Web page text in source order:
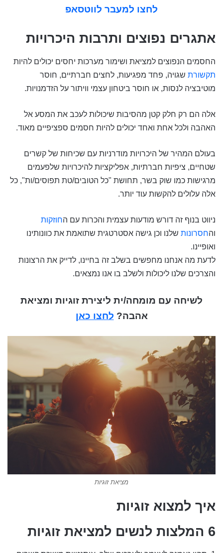
לחצו למעבר לווטסאפ
אתגרים נפוצים ותרבות היכרויות
החסמים הנפוצים למציאת ושימור מערכות יחסים יכולים להיות
תקשורת שגויה, פחד מפגיעות, לחצים חברתיים, חוסר
מוטיבציה לנסות, או חוסר ביטחון עצמי וויתור על הזדמנויות.
אלה הם רק חלק קטן מהסיבות שיכולות לעכב את המסע אל
האהבה ולכל אחת ואחד יכולים להיות חסמים ספציפיים מאוד.
בעולם המהיר של היכרויות מודרניות עם שכיחות של קשרים
שטחיים, ציפיות חברתיות, אפליקציות להיכרויות שלפעמים
מרגישות כמו שוק בשר, תחושת "כל הטובים/טת תפוסים/ות", כל
אלה עלולים להקשות עוד יותר.
ניווט בנוף זה דורש מודעות עצמית והכרות עם החוזקות
והחסרונות שלנו וכן גישה אסטרטגית שתואמת את כוונותינו
ואופיינו.
לדעת מה אנחנו מחפשים בשלב זה בחיינו, לדייק את הרצונות
והצרכים שלנו ליכולות ולשלב בו אנו נמצאים.
לשיחה עם מומחה/ית ליצירת זוגיות ומציאת
אהבה? לחצו כאן
מציאת זוגיות
איך למצוא זוגיות
6 המלצות לנשים למציאת זוגיות